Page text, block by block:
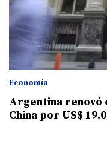
Economía
Argentina renovó
China por US$